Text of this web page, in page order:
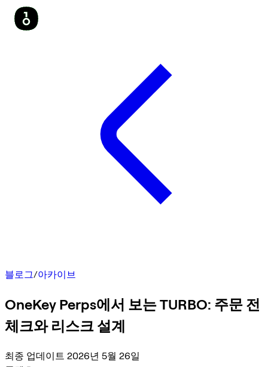
블로그/아카이브
OneKey Perps에서 보는 TURBO: 주문 전
체크와 리스크 설계
최종 업데이트 2026년 5월 26일